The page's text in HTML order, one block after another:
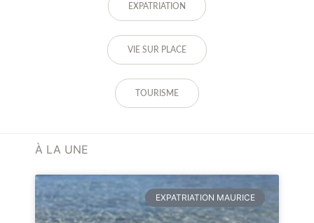
EXPATRIATION
VIE SUR PLACE
TOURISME
À LA UNE
EXPATRIATION MAURICE